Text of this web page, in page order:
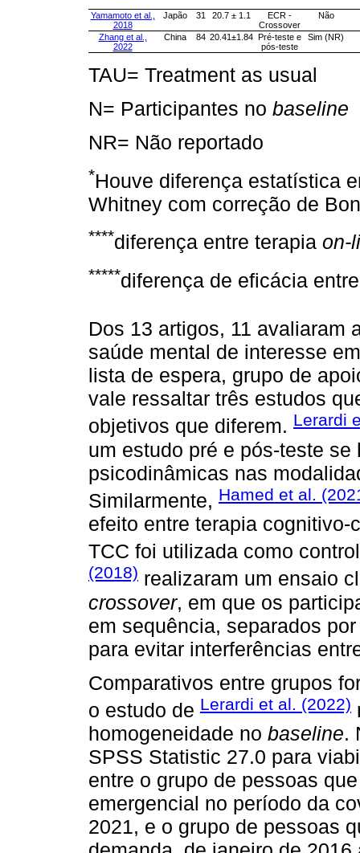
Yamamoto et al.,
2018
Japão 31 20.7 ± 1.1
ECR -
Crossover
Não
Zhang et al.,
2022
China 84 20.41±1.84 Pré-teste e
pós-teste
Sim (NR)
TAU= Treatment as usual
N= Participantes no baseline
NR= Não reportado
*Houve diferença estatística
Whitney com correção de
****diferença entre terapia on-
*****diferença de eficácia
Dos 13 artigos, 11 avaliaram
saúde mental de interesse
lista de espera, grupo de
vale ressaltar três estudos
objetivos que diferem. Lerardi
um estudo pré e pós-teste
psicodinâmicas nas
Similarmente, Hamed et al.
efeito entre terapia
TCC foi utilizada como
(2018) realizaram um ensaio
crossover, em que os
em sequência, separados
para evitar interferências
Comparativos entre grupos
o estudo de Lerardi et al. (2022)
homogeneidade no baseline.
SPSS Statistic 27.0 para
entre o grupo de pessoas
emergencial no período da
2021, e o grupo de pessoas